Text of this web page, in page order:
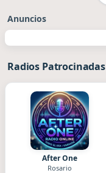
Anuncios
Radios Patrocinadas
After One
Rosario